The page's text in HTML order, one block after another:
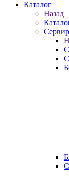
Каталог
Назад